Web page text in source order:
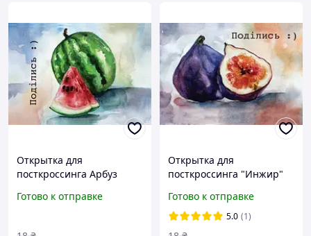
Открытка для
посткроссинга Арбуз
Готово к отправке
Открытка для
посткроссинга "Инжир"
Готово к отправке
5.0 (1)